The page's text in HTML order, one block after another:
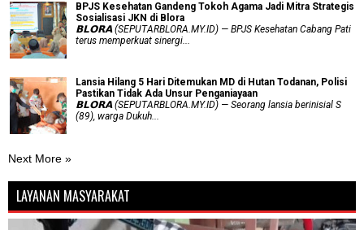
BPJS Kesehatan Gandeng Tokoh Agama Jadi Mitra Strategis
Sosialisasi JKN di Blora
𝗕𝗟𝗢𝗥𝗔 (SEPUTARBLORA.MY.ID) — BPJS Kesehatan Cabang Pati
terus memperkuat sinergi...
Lansia Hilang 5 Hari Ditemukan MD di Hutan Todanan, Polisi
Pastikan Tidak Ada Unsur Penganiayaan
𝗕𝗟𝗢𝗥𝗔 (SEPUTARBLORA.MY.ID) — Seorang lansia berinisial S
(89), warga Dukuh...
Next More »
LAYANAN MASYARAKAT